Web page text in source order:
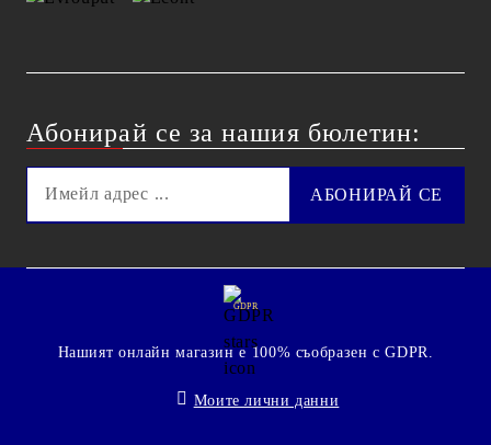
Абонирай се за нашия бюлетин:
GDPR
Нашият онлайн магазин е 100% съобразен с GDPR.
Моите лични данни